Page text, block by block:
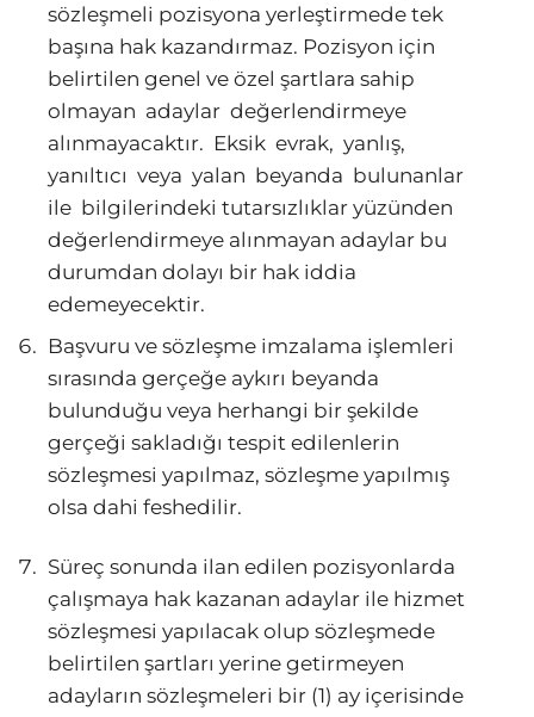
sözleşmeli pozisyona yerleştirmede tek
başına hak kazandırmaz. Pozisyon için
belirtilen genel ve özel şartlara sahip
olmayan adaylar değerlendirmeye
alınmayacaktır. Eksik evrak, yanlış,
yanıltıcı veya yalan beyanda bulunanlar
ile bilgilerindeki tutarsızlıklar yüzünden
değerlendirmeye alınmayan adaylar bu
durumdan dolayı bir hak iddia
edemeyecektir.
Başvuru ve sözleşme imzalama işlemleri
sırasında gerçeğe aykırı beyanda
bulunduğu veya herhangi bir şekilde
gerçeği sakladığı tespit edilenlerin
sözleşmesi yapılmaz, sözleşme yapılmış
olsa dahi feshedilir.
Süreç sonunda ilan edilen pozisyonlarda
çalışmaya hak kazanan adaylar ile hizmet
sözleşmesi yapılacak olup sözleşmede
belirtilen şartları yerine getirmeyen
adayların sözleşmeleri bir (1) ay içerisinde